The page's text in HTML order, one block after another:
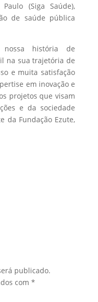
(Siga Saúde),
de saúde pública
história de
na sua trajetória de
e muita satisfação
em inovação e
projetos que visam
e da sociedade
da Fundação Ezute,
publicado.
com *